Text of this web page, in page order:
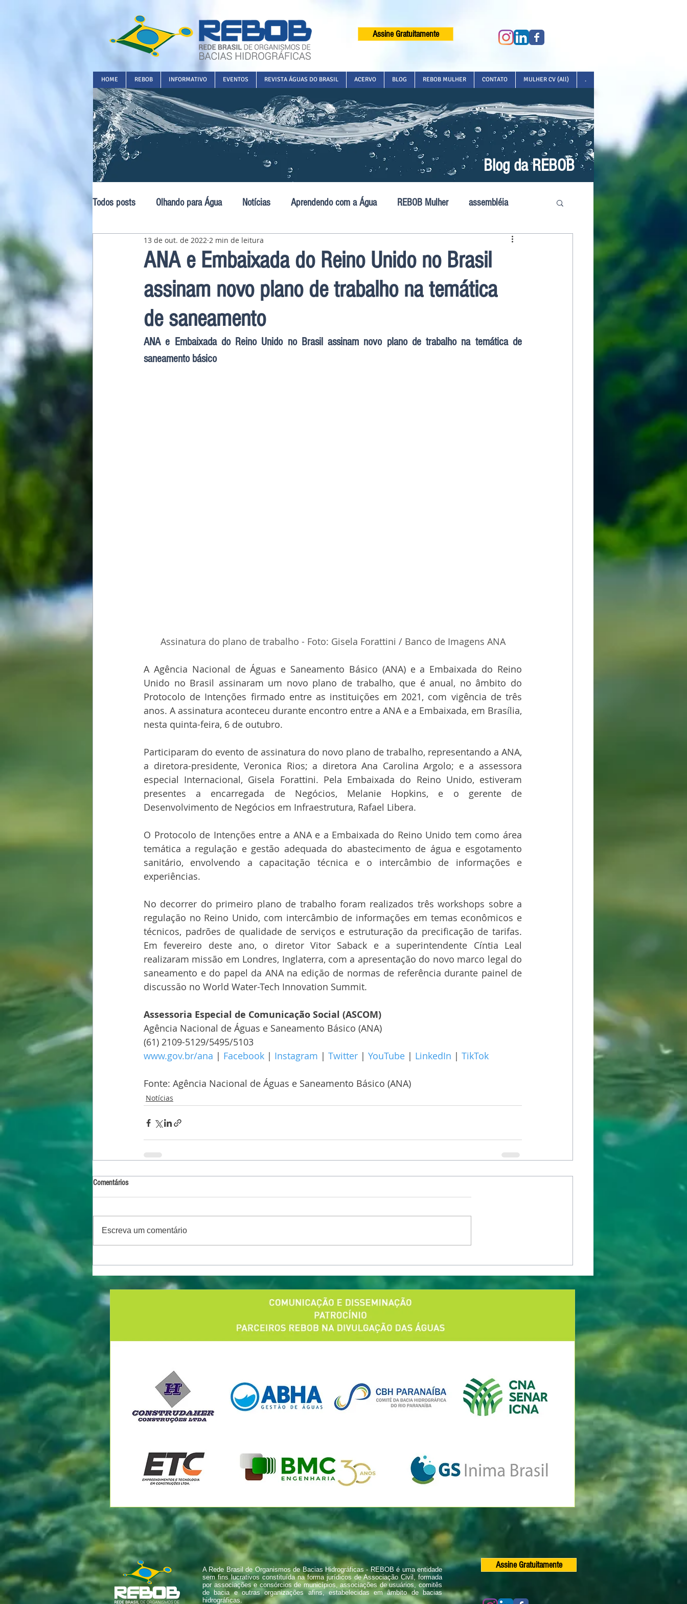
Assine Gratuitamente
HOME REBOB INFORMATIVO EVENTOS REVISTA ÁGUAS DO BRASIL ACERVO BLOG REBOB MULHER CONTATO MULHER CV (All) .
Blog da REBOB
Todos posts Olhando para Água Notícias Aprendendo com a Água REBOB Mulher assembléia
Pavilhão Latino-Americano
ANA e Embaixada do Reino Unido no Brasil
assinam novo plano de trabalho na temática
de saneamento
13 de out. de 2022 2 min de leitura
ANA e Embaixada do Reino Unido no Brasil assinam novo plano de trabalho na temática de
saneamento básico
Assinatura do plano de trabalho - Foto: Gisela Forattini / Banco de Imagens ANA
A Agência Nacional de Águas e Saneamento Básico (ANA) e a Embaixada do Reino
Unido no Brasil assinaram um novo plano de trabalho, que é anual, no âmbito do
Protocolo de Intenções firmado entre as instituições em 2021, com vigência de três
anos. A assinatura aconteceu durante encontro entre a ANA e a Embaixada, em Brasília,
nesta quinta-feira, 6 de outubro.
Participaram do evento de assinatura do novo plano de trabalho, representando a ANA,
a diretora-presidente, Veronica Rios; a diretora Ana Carolina Argolo; e a assessora
especial Internacional, Gisela Forattini. Pela Embaixada do Reino Unido, estiveram
presentes a encarregada de Negócios, Melanie Hopkins, e o gerente de
Desenvolvimento de Negócios em Infraestrutura, Rafael Libera.
O Protocolo de Intenções entre a ANA e a Embaixada do Reino Unido tem como área
temática a regulação e gestão adequada do abastecimento de água e esgotamento
sanitário, envolvendo a capacitação técnica e o intercâmbio de informações e
experiências.
No decorrer do primeiro plano de trabalho foram realizados três workshops sobre a
regulação no Reino Unido, com intercâmbio de informações em temas econômicos e
técnicos, padrões de qualidade de serviços e estruturação da precificação de tarifas.
Em fevereiro deste ano, o diretor Vitor Saback e a superintendente Cíntia Leal
realizaram missão em Londres, Inglaterra, com a apresentação do novo marco legal do
saneamento e do papel da ANA na edição de normas de referência durante painel de
discussão no World Water-Tech Innovation Summit.
Assessoria Especial de Comunicação Social (ASCOM)
Agência Nacional de Águas e Saneamento Básico (ANA)
(61) 2109-5129/5495/5103
www.gov.br/ana | Facebook | Instagram | Twitter | YouTube | LinkedIn | TikTok
Fonte: Agência Nacional de Águas e Saneamento Básico (ANA)
Notícias
Comentários
Escreva um comentário
A Rede Brasil de Organismos de Bacias Hidrográficas - REBOB é uma entidade
sem fins lucrativos constituída na forma jurídicos de Associação Civil, formada
por associações e consórcios de municípios, associações de usuários, comitês
de bacia e outras organizações afins, estabelecidas em âmbito de bacias
hidrográficas.
Assine Gratuitamente